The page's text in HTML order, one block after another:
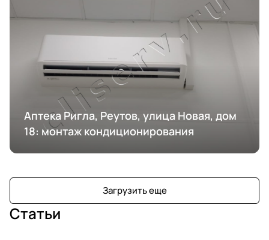
Аптека Ригла, Реутов, улица Новая, дом
18: монтаж кондиционирования
Загрузить еще
Статьи